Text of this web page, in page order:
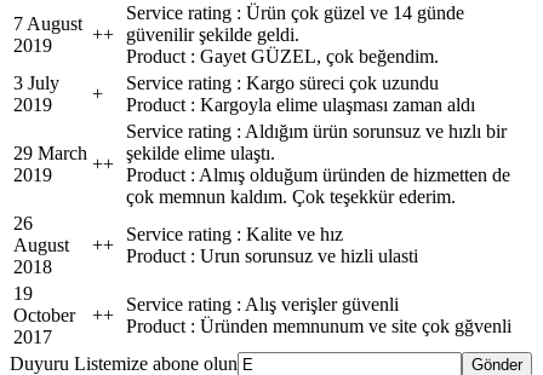
7 August
2019
++
Service rating : Ürün çok güzel ve 14 günde
güvenilir şekilde geldi.
Product : Gayet GÜZEL, çok beğendim.
3 July
2019
+
Service rating : Kargo süreci çok uzundu
Product : Kargoyla elime ulaşması zaman aldı
29 March
2019
++
Service rating : Aldığım ürün sorunsuz ve hızlı bir
şekilde elime ulaştı.
Product : Almış olduğum üründen de hizmetten de
çok memnun kaldım. Çok teşekkür ederim.
26
August
2018
++
Service rating : Kalite ve hız
Product : Urun sorunsuz ve hizli ulasti
19
October
2017
++
Service rating : Alış verişler güvenli
Product : Üründen memnunum ve site çok gğvenli
Duyuru Listemize abone olun